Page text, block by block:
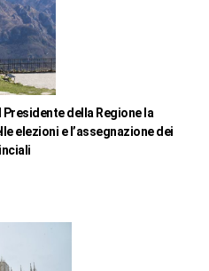
della Regione la
elezioni e l’assegnazione dei